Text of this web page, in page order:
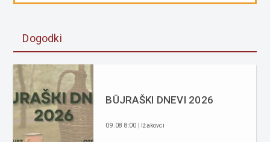
Dogodki
BÜJRAŠKI DNEVI 2026
09.08 8:00 | Ižakovci